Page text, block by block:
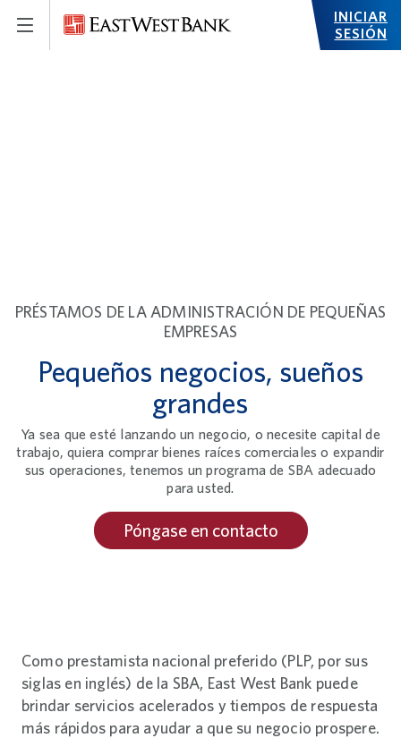
INICIAR
SESIÓN
PRÉSTAMOS DE LA ADMINISTRACIÓN DE PEQUEÑAS
EMPRESAS
Pequeños negocios, sueños
grandes
Ya sea que esté lanzando un negocio, o necesite capital de
trabajo, quiera comprar bienes raíces comerciales o expandir
sus operaciones, tenemos un programa de SBA adecuado
para usted.
Póngase en contacto
Como prestamista nacional preferido (PLP, por sus
siglas en inglés) de la SBA, East West Bank puede
brindar servicios acelerados y tiempos de respuesta
más rápidos para ayudar a que su negocio prospere.